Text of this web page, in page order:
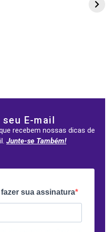
seu E-mail
recebem nossas dicas de
Junte-se Também!
sua assinatura